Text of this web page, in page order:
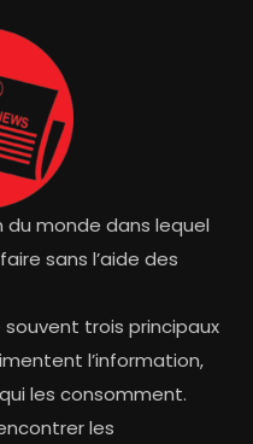
du monde dans lequel
sans l’aide des
trois principaux
l’information,
les consomment.
les